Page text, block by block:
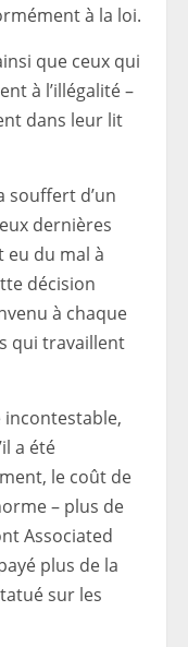
à la loi.
que ceux qui
à l’illégalité –
dans leur lit
souffert d’un
dernières
eu du mal à
décision
à chaque
qui travaillent
incontestable,
a été
le coût de
– plus de
Associated
plus de la
sur les